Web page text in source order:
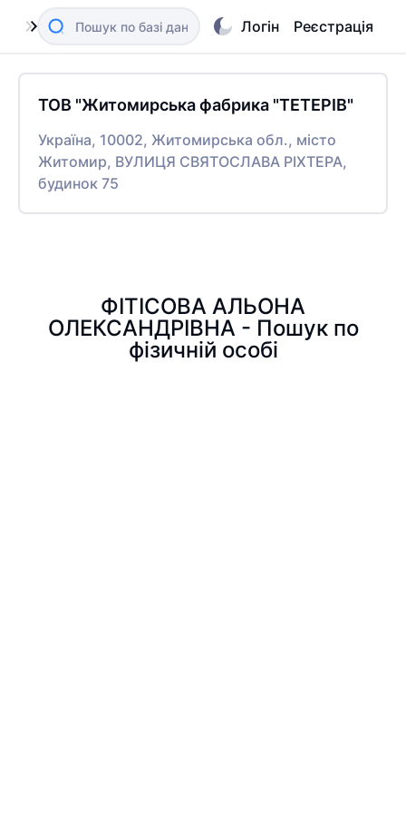
Логін Реєстрація
ТОВ "Житомирська фабрика "ТЕТЕРІВ"
Україна, 10002, Житомирська обл., місто
Житомир, ВУЛИЦЯ СВЯТОСЛАВА РІХТЕРА,
будинок 75
ФІТІСОВА АЛЬОНА
ОЛЕКСАНДРІВНА - Пошук по
фізичній особі